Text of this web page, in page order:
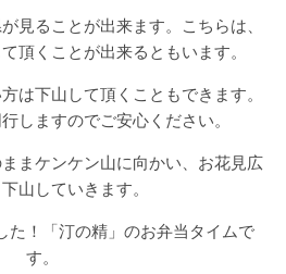
見ることが出来ます。こちらは、
頂くことが出来るともいます。
は下山して頂くこともできます。
しますのでご安心ください。
まケンケン山に向かい、お花見広
山していきます。
た！「汀の精」のお弁当タイムで
す。